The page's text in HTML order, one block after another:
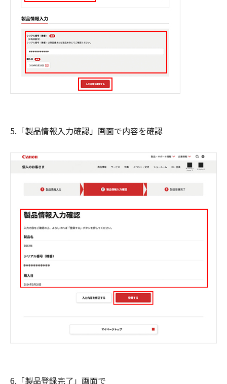
5.「製品情報入力確認」画面で内容を確認
6.「製品登録完了」画面で